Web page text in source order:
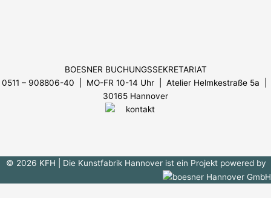
BOESNER BUCHUNGSSEKRETARIAT
0511 – 908806-40 | MO-FR 10-14 Uhr
| Atelier Helmkestraße 5a |
30165 Hannover
© 2026 KFH | Die Kunstfabrik Hannover ist ein Projekt powered by